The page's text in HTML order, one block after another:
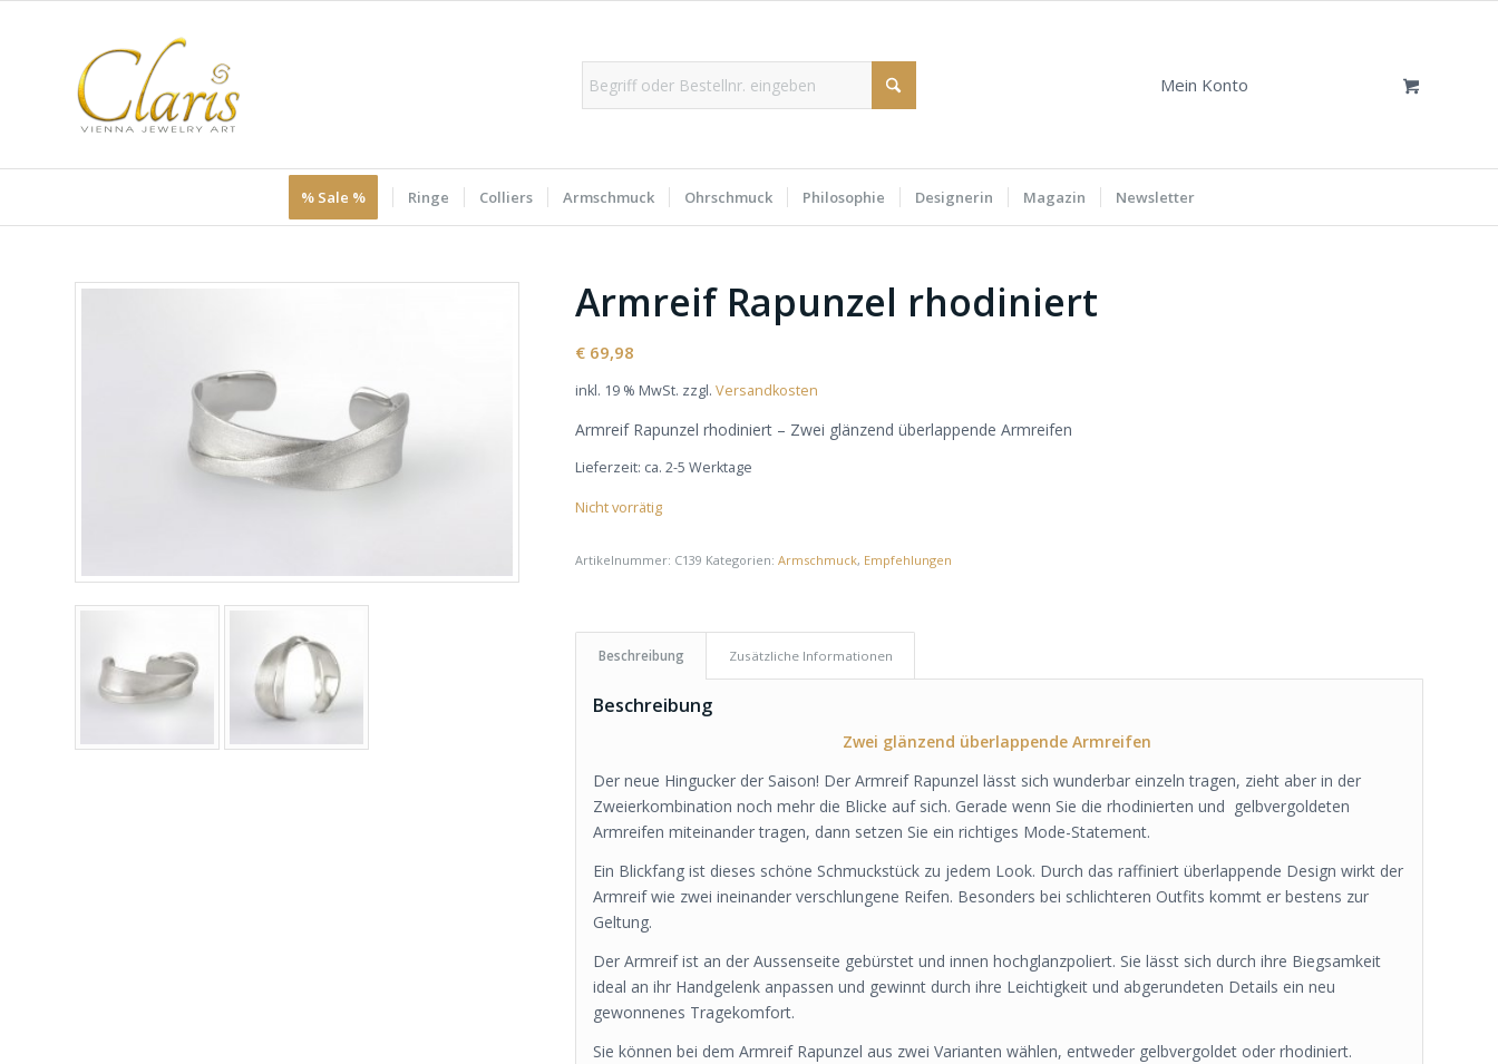
Mein Konto
% Sale % Ringe Colliers Armschmuck Ohrschmuck Philosophie Designerin Magazin Newsletter
Armreif Rapunzel rhodiniert
€ 69,98
inkl. 19 % MwSt. zzgl.Versandkosten
Armreif Rapunzel rhodiniert – Zwei glänzend überlappende Armreifen
Lieferzeit: ca. 2-5 Werktage
Nicht vorrätig
Artikelnummer: C139 Kategorien:Armschmuck, Empfehlungen
Beschreibung Zusätzliche Informationen
Beschreibung
Zwei glänzend überlappende Armreifen
Der neue Hingucker der Saison! Der Armreif Rapunzel lässt sich wunderbar einzeln tragen, zieht aber in der
Zweierkombination noch mehr die Blicke auf sich. Gerade wenn Sie die rhodinierten und gelbvergoldeten
Armreifen miteinander tragen, dann setzen Sie ein richtiges Mode-Statement.
Ein Blickfang ist dieses schöne Schmuckstück zu jedem Look. Durch das raffiniert überlappende Design wirkt der
Armreif wie zwei ineinander verschlungene Reifen. Besonders bei schlichteren Outfits kommt er bestens zur
Geltung.
Der Armreif ist an der Aussenseite gebürstet und innen hochglanzpoliert. Sie lässt sich durch ihre Biegsamkeit
ideal an ihr Handgelenk anpassen und gewinnt durch ihre Leichtigkeit und abgerundeten Details ein neu
gewonnenes Tragekomfort.
Sie können bei dem Armreif Rapunzel aus zwei Varianten wählen, entweder gelbvergoldet oder rhodiniert.